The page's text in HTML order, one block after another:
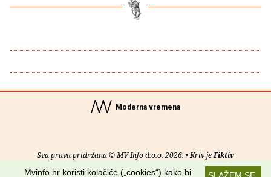
Moderna vremena
Sva prava pridržana © MV Info d.o.o. 2026. • Kriv jeFiktiv
Mvinfo.hr koristi kolačiće („cookies“) kako bi